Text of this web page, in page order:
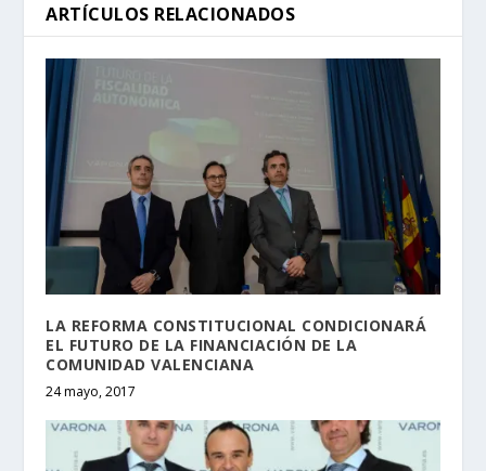
ARTÍCULOS RELACIONADOS
LA REFORMA CONSTITUCIONAL CONDICIONARÁ
EL FUTURO DE LA FINANCIACIÓN DE LA
COMUNIDAD VALENCIANA
24 mayo, 2017